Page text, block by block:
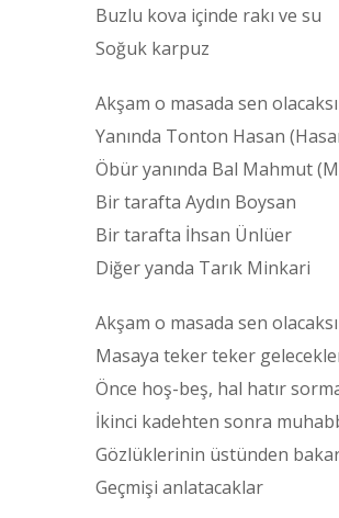
Buzlu kova içinde rakı ve su
Soğuk karpuz
Akşam o masada sen
Yanında Tonton Hasan
Öbür yanında Bal Mahmut
Bir tarafta Aydın Boysan
Bir tarafta İhsan Ünlüer
Diğer yanda Tarık Minkari
Akşam o masada sen
Masaya teker teker
Önce hoş-beş, hal hatır
İkinci kadehten sonra
Gözlüklerinin üstünden
Geçmişi anlatacaklar